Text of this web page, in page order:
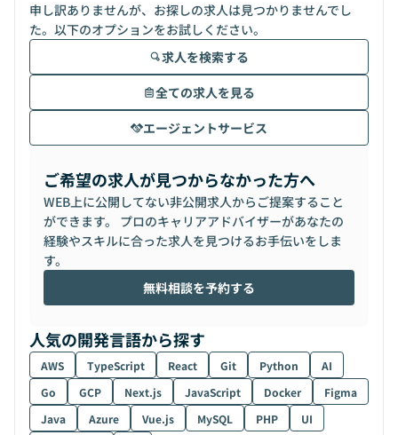
申し訳ありませんが、お探しの求人は見つかりませんでし
た。以下のオプションをお試しください。
求人を検索する
全ての求人を見る
エージェントサービス
ご希望の求人が見つからなかった方へ
WEB上に公開してない非公開求人からご提案すること
ができます。 プロのキャリアアドバイザーがあなたの
経験やスキルに合った求人を見つけるお手伝いをしま
す。
無料相談を予約する
人気の開発言語から探す
AWS TypeScript React Git Python
AI
Go
GCP Next.js JavaScript Docker
Figma
Java
Azure Vue.js MySQL PHP
UI